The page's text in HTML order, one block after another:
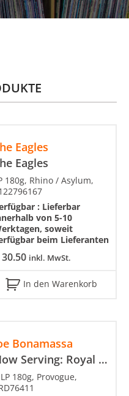
Eagles
Eagles
30.50 inkl. MwSt.
180g, Rhino / Asylum,
: Lieferbar
von 5-10
soweit
beim Lieferanten
In den Warenkorb
Bonamassa
Now Serving: Royal Tea – Live From The Ryman
180g, Provogue,